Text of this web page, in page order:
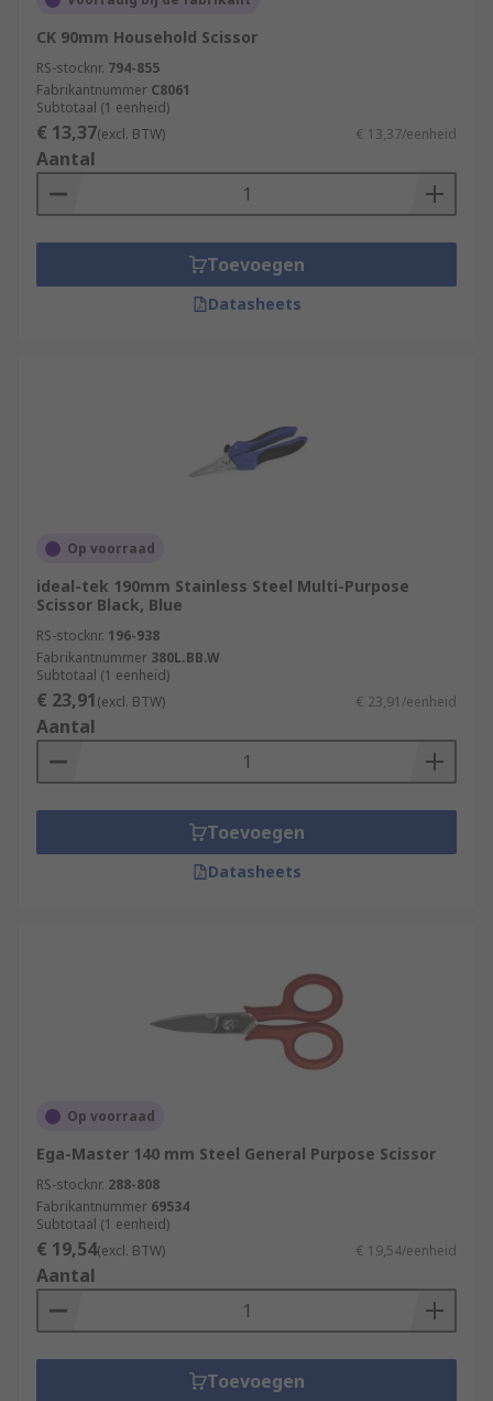
CK 90mm Household Scissor
RS-stocknr. 794-855
Fabrikantnummer C8061
Subtotaal (1 eenheid)
€ 13,37(excl. BTW) € 13,37/eenheid
Aantal
Toevoegen
Datasheets
Op voorraad
ideal-tek 190mm Stainless Steel Multi-Purpose
Scissor Black, Blue
RS-stocknr. 196-938
Fabrikantnummer 380L.BB.W
Subtotaal (1 eenheid)
€ 23,91(excl. BTW) € 23,91/eenheid
Aantal
Toevoegen
Datasheets
Op voorraad
Ega-Master 140 mm Steel General Purpose Scissor
RS-stocknr. 288-808
Fabrikantnummer 69534
Subtotaal (1 eenheid)
€ 19,54(excl. BTW) € 19,54/eenheid
Aantal
Toevoegen